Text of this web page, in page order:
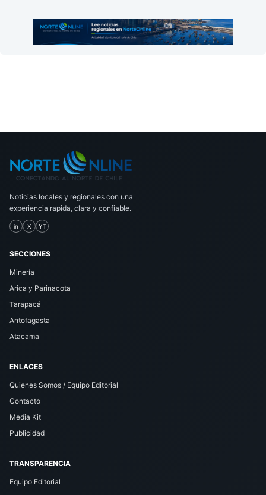
Noticias locales y regionales con una
experiencia rapida, clara y confiable.
in X YT
SECCIONES
Minería
Arica y Parinacota
Tarapacá
Antofagasta
Atacama
ENLACES
Quienes Somos / Equipo Editorial
Contacto
Media Kit
Publicidad
TRANSPARENCIA
Equipo Editorial